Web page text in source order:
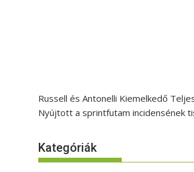
Russell és Antonelli Kiemelkedő
Nyújtott a sprintfutam incidensének
Kategóriák